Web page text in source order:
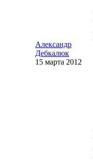
Александр
Дебкалюк
15 марта 2012